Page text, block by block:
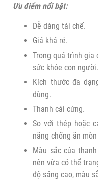
Ưu điểm nổi bật:
Dễ dàng tái chế.
Giá khá rẻ.
Trong quá trình gia
sức khỏe con người.
Kích thước đa
dùng.
Thanh cái cứng.
So với thép hoặc
năng chống ăn
Màu sắc của
nên vừa có thể
độ sáng cao, màu